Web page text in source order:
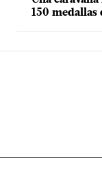
150 medallas